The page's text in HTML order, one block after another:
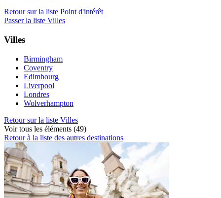
Retour sur la liste Point d'intérêt
Passer la liste Villes
Villes
Birmingham
Coventry
Edimbourg
Liverpool
Londres
Wolverhampton
Retour sur la liste Villes
Voir tous les éléments (49)
Retour à la liste des autres destinations